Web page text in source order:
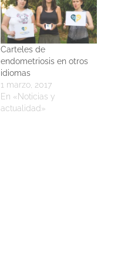
Carteles de
endometriosis en otros
idiomas
1 marzo, 2017
En «Noticias y
actualidad»